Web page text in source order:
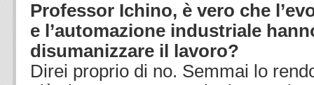
Professor Ichino, è vero che
e l’automazione industriale
disumanizzare il lavoro?
Direi proprio di no. Semmai lo